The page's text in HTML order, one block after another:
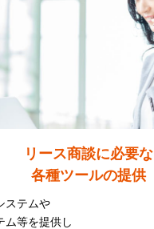
リース商談に必要な
各種ツールの提供
ステムや
ム等を提供し